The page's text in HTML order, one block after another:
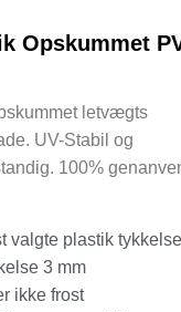
Opskummet
letvægts
UV-Stabil og
100%
valgte plastik tykkelse
3 mm
ikke frost